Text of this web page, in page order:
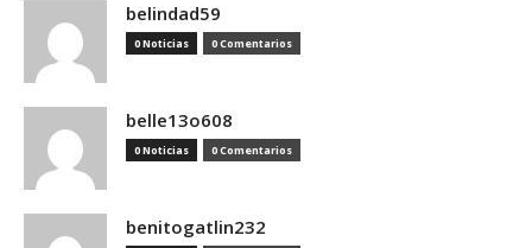
belindad59
0 Noticias 0 Comentarios
belle13o608
0 Noticias 0 Comentarios
benitogatlin232